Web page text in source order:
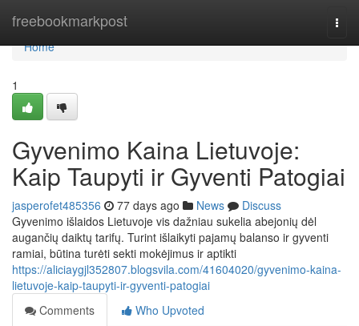
freebookmarkpost
Home
Home
1
Gyvenimo Kaina Lietuvoje:
Kaip Taupyti ir Gyventi Patogiai
jasperofet485356 77 days ago News
Discuss
Gyvenimo išlaidos Lietuvoje vis dažniau sukelia abejonių dėl
augančių daiktų tarifų. Turint išlaikyti pajamų balanso ir gyventi
ramiai, būtina turėti sekti mokėjimus ir aptikti
https://aliciaygjl352807.blogsvila.com/41604020/gyvenimo-kaina-
lietuvoje-kaip-taupyti-ir-gyventi-patogiai
Comments
Who Upvoted